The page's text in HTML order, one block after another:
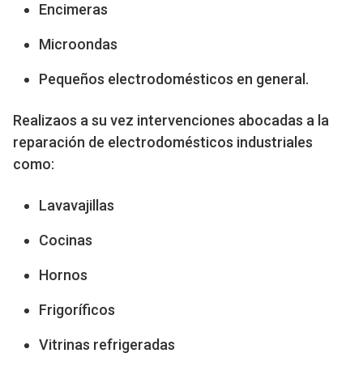
Encimeras
Microondas
Pequeños electrodomésticos en general.
Realizaos a su vez intervenciones abocadas a la
reparación de electrodomésticos industriales
como:
Lavavajillas
Cocinas
Hornos
Frigoríficos
Vitrinas refrigeradas